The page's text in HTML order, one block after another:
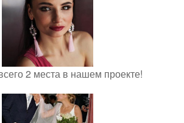
2 места в нашем проекте!